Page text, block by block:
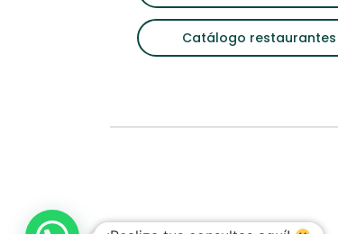
Catálogo restaurantes